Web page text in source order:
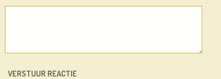
VERSTUUR REACTIE